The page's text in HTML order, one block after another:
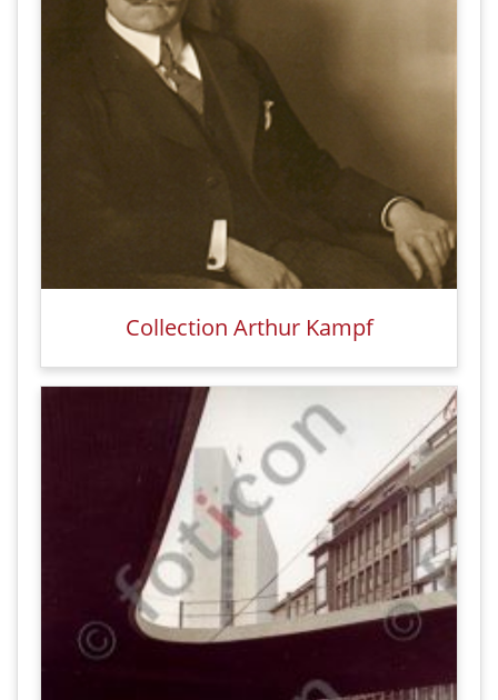
Collection Arthur Kampf